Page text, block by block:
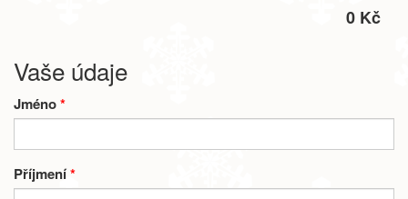
0 Kč
Vaše údaje
Jméno*
Příjmení*